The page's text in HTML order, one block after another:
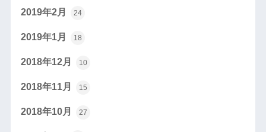
2019年2月 24
2019年1月 18
2018年12月 10
2018年11月 15
2018年10月 27